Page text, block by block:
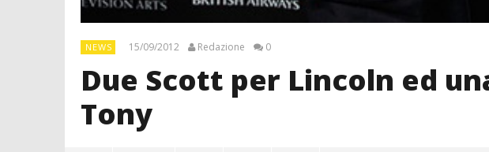
NEWS 15/09/2012 Redazione 0
Due Scott per Lincoln ed
Tony